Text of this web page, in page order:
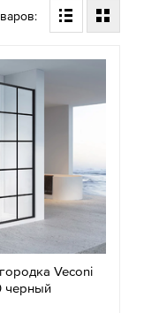
Veconi
черный